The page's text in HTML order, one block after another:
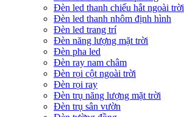
Đèn led thanh chiếu hắt ngoài trời
Đèn led thanh nhôm định hình
Đèn led trang trí
Đèn năng lượng mặt trời
Đèn pha led
Đèn ray nam châm
Đèn rọi cột ngoài trời
Đèn rọi ray
Đèn trụ năng lượng mặt trời
Đèn trụ sân vườn